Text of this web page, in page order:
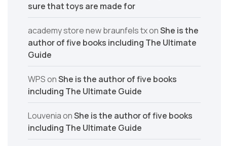
sure that toys are made for
academy store new braunfels txonShe is the
author of five books including The Ultimate
Guide
WPSonShe is the author of five books
including The Ultimate Guide
LouveniaonShe is the author of five books
including The Ultimate Guide